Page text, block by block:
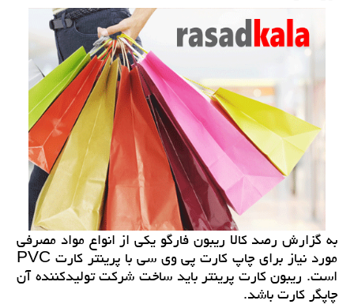
به گزارش رصد كالا ریبون فارگو یكی از انواع مواد مصرفی
مورد نیاز برای چاپ كارت پی وی سی با پرینتر كارت PVC
است. ریبون كارت پرینتر باید ساخت شركت تولیدكننده آن
چاپگر كارت باشد.